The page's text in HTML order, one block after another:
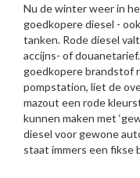
Nu de winter weer in
goedkopere diesel -
tanken. Rode diesel
accijns- of
goedkopere brandstof
pompstation, liet de
mazout een rode
kunnen maken met
diesel voor gewone
staat immers een fikse